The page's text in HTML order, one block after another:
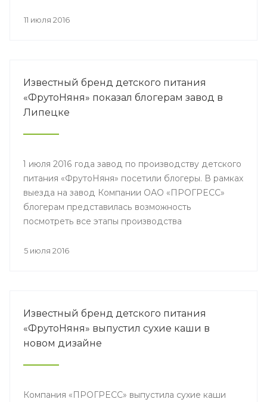
11 июля 2016
Известный бренд детского питания
«ФрутоНяня» показал блогерам завод в
Липецке
1 июля 2016 года завод по производству детского
питания «ФрутоНяня» посетили блогеры. В рамках
выезда на завод Компании ОАО «ПРОГРЕСС»
блогерам представилась возможность
посмотреть все этапы производства
бренда «ФрутоНяня».
5 июля 2016
Известный бренд детского питания
«ФрутоНяня» выпустил сухие каши в
новом дизайне
Компания «ПРОГРЕСС» выпустила сухие каши